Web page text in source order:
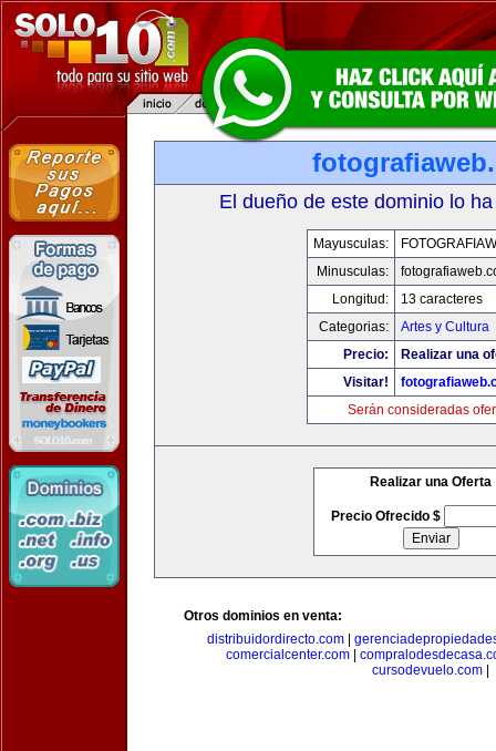
El dueño de este dominio lo
Mayusculas:
Minusculas:
Longitud:
13 caracteres
Categorias:
Artes y Cultura
Precio:
Realizar una
Visitar!
Serán consideradas
Realizar una Oferta
Precio Ofrecido $
Otros dominios en venta:
distribuidordirecto.com|
comercialcenter.com
cursodevuelo.com